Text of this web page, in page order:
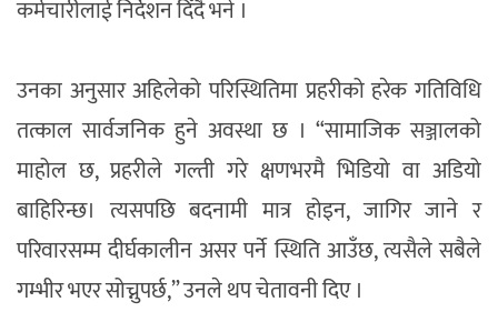
कर्मचारीलाई निर्देशन दिँदै भने ।
उनका अनुसार अहिलेको परिस्थितिमा प्रहरीको हरेक गतिविधि
तत्काल सार्वजनिक हुने अवस्था छ । “सामाजिक सञ्जालको
माहोल छ, प्रहरीले गल्ती गरे क्षणभरमै भिडियो वा अडियो
बाहिरिन्छ। त्यसपछि बदनामी मात्र होइन, जागिर जाने र
परिवारसम्म दीर्घकालीन असर पर्ने स्थिति आउँछ, त्यसैले सबैले
गम्भीर भएर सोच्नुपर्छ,” उनले थप चेतावनी दिए ।